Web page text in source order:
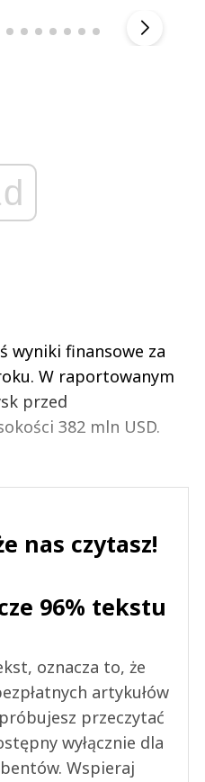
wyniki finansowe za
W raportowanym
przed
382 mln USD.
nas czytasz!
96% tekstu
oznacza to, że
artykułów
przeczytać
wyłącznie dla
Wspieraj